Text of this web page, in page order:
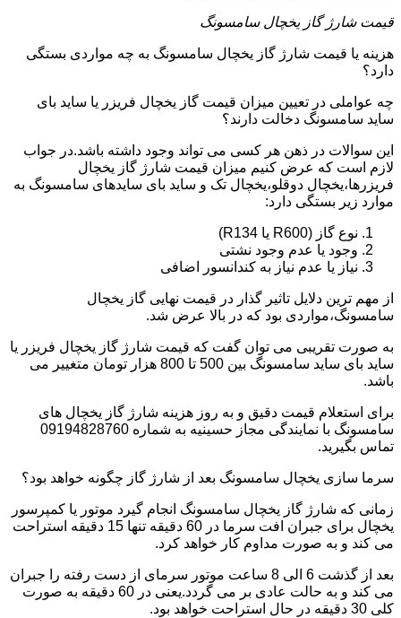
قیمت شارژ گاز یخچال سامسونگ
هزینه یا قیمت شارژ گاز یخچال سامسونگ به چه مواردی بستگی
دارد؟
چه عواملی در تعیین میزان قیمت گاز یخچال فریزر یا ساید بای
ساید سامسونگ دخالت دارند؟
این سوالات در ذهن هر کسی می تواند وجود داشته باشد.در جواب
لازم است که عرض کنیم میزان قیمت شارژ گاز یخچال
فریزرها،یخچال دوقلو،یخچال تک و ساید بای سایدهای سامسونگ به
موارد زیر بستگی دارد:
نوع گاز (R600 یا R134)
وجود یا عدم وجود نشتی
نیاز یا عدم نیاز به کندانسور اضافی
از مهم ترین دلایل تاثیر گذار در قیمت نهایی گاز یخچال
سامسونگ،مواردی بود که در بالا عرض شد.
به صورت تقریبی می توان گفت که قیمت شارژ گاز یخچال فریزر یا
ساید بای ساید سامسونگ بین 500 تا 800 هزار تومان متغییر می
باشد.
برای استعلام قیمت دقیق و به روز هزینه شارژ گاز یخچال های
سامسونگ با نمایندگی مجاز حسینیه به شماره 09194828760
تماس بگیرید.
سرما سازی یخچال سامسونگ بعد از شارژ گاز چگونه خواهد بود؟
زمانی که شارژ گاز یخچال سامسونگ انجام گیرد موتور یا کمپرسور
یخچال برای جبران افت سرما در 60 دقیقه تنها 15 دقیقه استراحت
می کند و به صورت مداوم کار خواهد کرد.
بعد از گذشت 6 الی 8 ساعت موتور سرمای از دست رفته را جبران
می کند و به حالت عادی بر می گردد.یعنی در 60 دقیقه به صورت
کلی 30 دقیقه در حال استراحت خواهد بود.